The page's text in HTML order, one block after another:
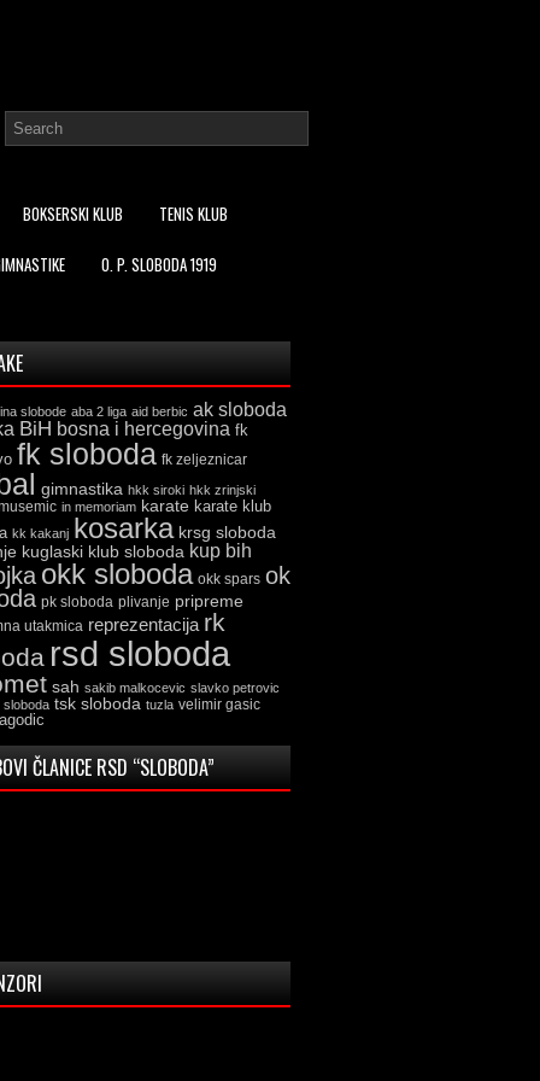
BOKSERSKI KLUB TENIS KLUB
O. P. SLOBODA 1919
slobode aba 2 liga aid berbic ak sloboda
BiH bosna i hercegovina fk
fk sloboda fk zeljeznicar
gimnastika hkk siroki hkk zrinjski
in memoriam karate karate klub
kk kakanj kosarka krsg sloboda
kuglaski klub sloboda kup bih
okk sloboda okk spars ok
pk sloboda plivanje pripreme
utakmica reprezentacija rk
rsd sloboda
sah sakib malkocevic slavko petrovic
sloboda tsk sloboda tuzla velimir gasic
ČLANICE RSD “SLOBODA”